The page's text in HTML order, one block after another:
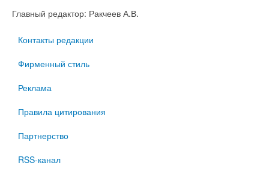
Главный редактор: Ракчеев А.В.
Контакты редакции
Фирменный стиль
Реклама
Правила цитирования
Партнерство
RSS-канал